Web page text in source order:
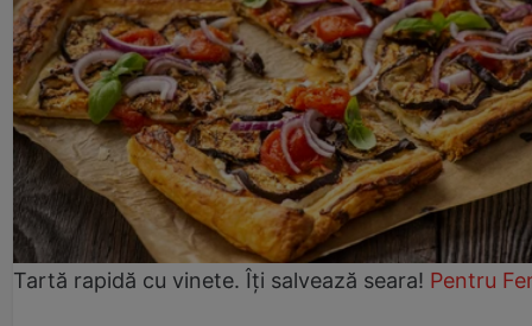
Tartă rapidă cu vinete. Îți salvează seara! Pentru